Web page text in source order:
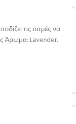
τις οσμές να
Άρωμα: Lavender.